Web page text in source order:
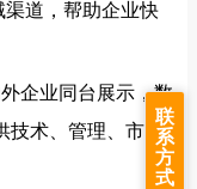
渠道，帮助企业快
企业同台展示，数
技术、管理、市场
联
系
方
式